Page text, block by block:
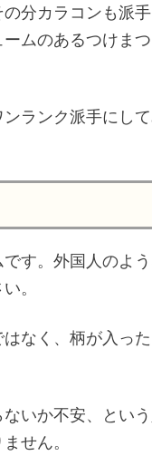
分カラコンも派
ムのあるつけま
ランク派手にし
す。外国人のよ
。
なく、柄が入っ
いか不安、とい
せん。